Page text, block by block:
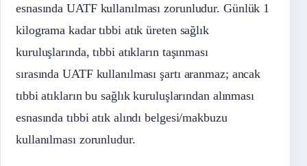
esnasında UATF kullanılması zorunludur. Günlük 1
kilograma kadar tıbbi atık üreten sağlık
kuruluşlarında, tıbbi atıkların taşınması
sırasında UATF kullanılması şartı aranmaz; ancak
tıbbi atıkların bu sağlık kuruluşlarından alınması
esnasında tıbbi atık alındı belgesi/makbuzu
kullanılması zorunludur.